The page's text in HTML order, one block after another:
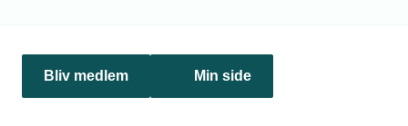
Bliv medlem Min side